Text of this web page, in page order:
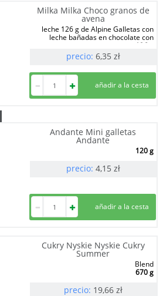
Milka Milka Choco granos de
avena
leche 126 g de Alpine Galletas con
leche bañadas en chocolate con
126 g
precio: 6,35 zł
Andante Mini galletas
Andante
120 g
precio: 4,15 zł
Cukry Nyskie Nyskie Cukry
Summer
Blend
670 g
precio: 19,66 zł